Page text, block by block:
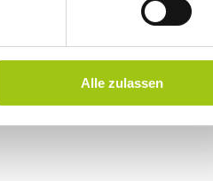
Alle zulassen